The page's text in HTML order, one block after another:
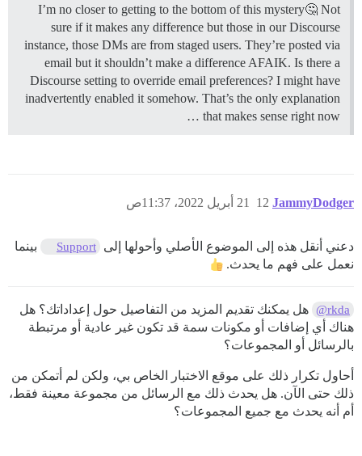
I’m no closer to getting to the bottom of this mystery🤔 Not
sure if it makes any difference but those in our Discourse
instance, those DMs are from staged users. They’re posted via
email but it shouldn’t make a difference AFAIK. Is there a
Discourse setting to override email preferences? I might have
inadvertently enabled it somehow. That’s the only explanation
that makes sense right now …
JammyDodger 21 أبريل 2022، 11:37ص 12
دعني أنقل هذه إلى الموضوع الأصلي وأحولها إلى Support
بينما
نعمل على فهم ما يحدث.
@rkda هل يمكنك تقديم المزيد من التفاصيل حول إعداداتك؟ هل
هناك أي إضافات أو مكونات سمة قد تكون غير عادية أو مرتبطة
بالرسائل أو المجموعات؟
أحاول تكرار ذلك على موقع الاختبار الخاص بي، ولكن لم أتمكن من
ذلك حتى الآن. هل يحدث ذلك مع الرسائل من مجموعة معينة فقط،
أم أنه يحدث مع جميع المجموعات؟